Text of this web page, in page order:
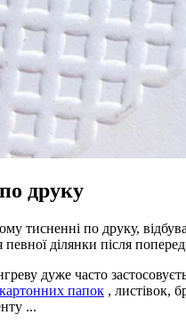
друку
тисненні по друку,
ділянки після
дуже часто
картонних папок , листівок,
...